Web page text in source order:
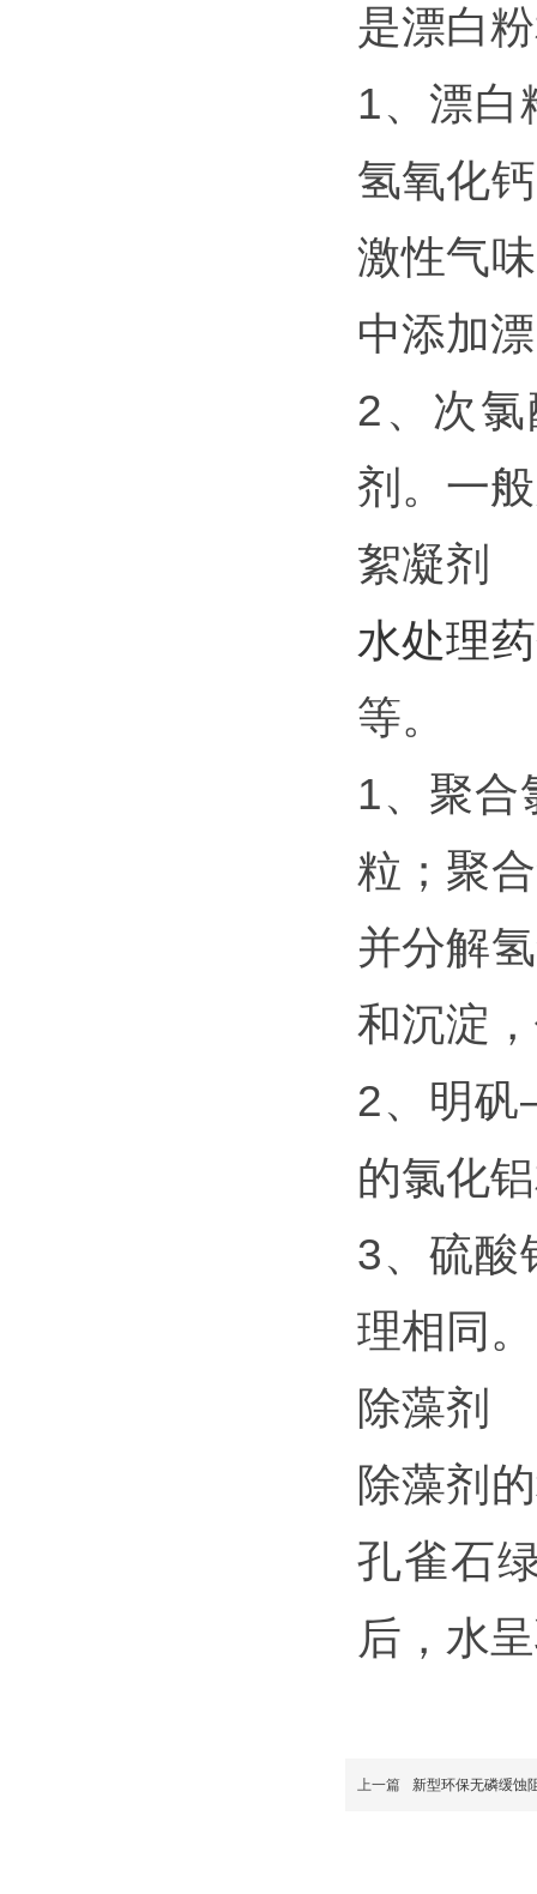
是漂白
1、漂
氢氧化
激性气
中添加
2、次
剂。一
絮凝剂
水处理
等。
1、聚
粒；聚
并分解
和沉淀
2、明
的氯化
3、硫
理相同。
除藻剂
除藻剂
孔雀石
后，水
上一篇 新型环保无磷缓蚀